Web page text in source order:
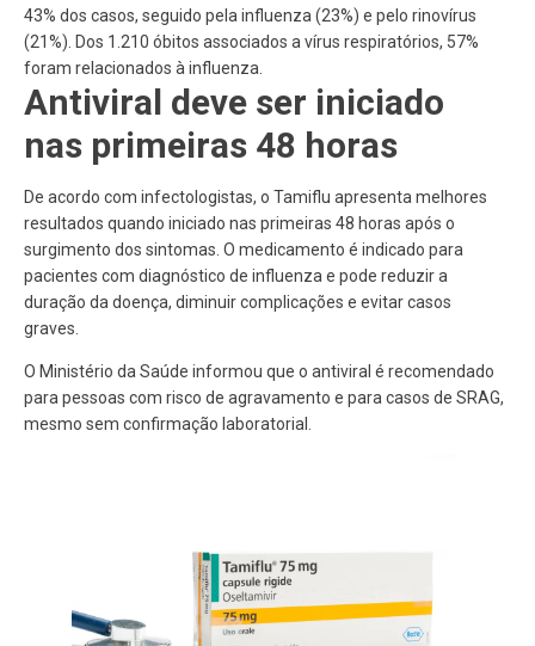
43% dos casos, seguido pela influenza (23%) e pelo rinovírus
(21%). Dos 1.210 óbitos associados a vírus respiratórios, 57%
foram relacionados à influenza.
Antiviral deve ser iniciado
nas primeiras 48 horas
De acordo com infectologistas, o Tamiflu apresenta melhores
resultados quando iniciado nas primeiras 48 horas após o
surgimento dos sintomas. O medicamento é indicado para
pacientes com diagnóstico de influenza e pode reduzir a
duração da doença, diminuir complicações e evitar casos
graves.
O Ministério da Saúde informou que o antiviral é recomendado
para pessoas com risco de agravamento e para casos de SRAG,
mesmo sem confirmação laboratorial.